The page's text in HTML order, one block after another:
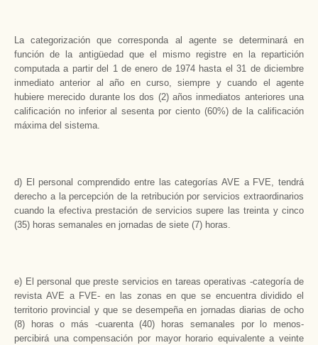
La categorización que corresponda al agente se determinará en
función de la antigüedad que el mismo registre en la repartición
computada a partir del 1 de enero de 1974 hasta el 31 de diciembre
inmediato anterior al año en curso, siempre y cuando el agente
hubiere merecido durante los dos (2) años inmediatos anteriores una
calificación no inferior al sesenta por ciento (60%) de la calificación
máxima del sistema.
d) El personal comprendido entre las categorías AVE a FVE, tendrá
derecho a la percepción de la retribución por servicios extraordinarios
cuando la efectiva prestación de servicios supere las treinta y cinco
(35) horas semanales en jornadas de siete (7) horas.
e) El personal que preste servicios en tareas operativas -categoría de
revista AVE a FVE- en las zonas en que se encuentra dividido el
territorio provincial y que se desempeña en jornadas diarias de ocho
(8) horas o más -cuarenta (40) horas semanales por lo menos-
percibirá una compensación por mayor horario equivalente a veinte